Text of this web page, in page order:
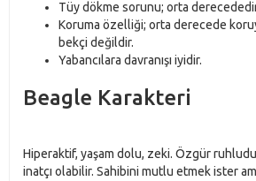
Tüy dökme sorunu; orta
Koruma özelliği; orta derecede
bekçi değildir.
Yabancılara davranışı iyidir.
Beagle Karakteri
Hiperaktif, yaşam dolu, zeki. Özgür
inatçı olabilir. Sahibini mutlu etmek ister